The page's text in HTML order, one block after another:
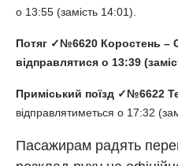
о 13:55 (замість 14:01).
Потяг ✓№6620 Коростень –
відправлятися о 13:39
Приміський поїзд ✓№6622
відправлятиметься о 17:32
Пасажирам радять